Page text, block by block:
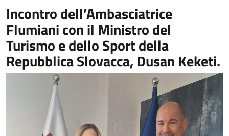
Incontro dell’Ambasciatrice
Flumiani con il Ministro del
Turismo e dello Sport della
Repubblica Slovacca, Dusan Keketi.